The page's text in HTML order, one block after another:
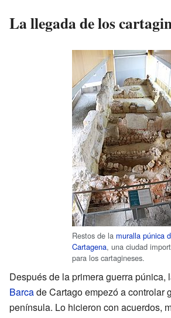
La llegada de los
Restos de la muralla púnica
Cartagena, una ciudad
para los cartagineses.
Después de la primera guerra púnica,
Barcade Cartago empezó a controlar
península. Lo hicieron con acuerdos,